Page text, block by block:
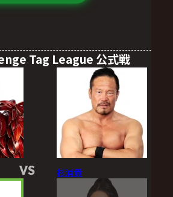
Tag League 公式戦
VS 杉浦貴